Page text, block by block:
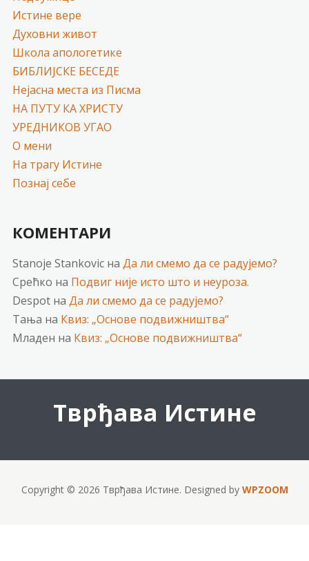
Истине вере
Духовни живот
Школа апологетике
БИБЛИЈСКЕ БЕСЕДЕ
Нејасна места из Писма
НА ПУТУ КА ХРИСТУ
УРЕДНИКОВ УГАО
О мени
На трагу Истине
Познај себе
КОМЕНТАРИ
Stanoje Stankovicна Да ли смемо да се радујемо?
Срећко на Подвиг није исто што и неуроза.
Despotна Да ли смемо да се радујемо?
Тања на Квиз: „Основе подвижништва“
Младен на Квиз: „Основе подвижништва“
Тврђава Истине
Copyright © 2026 Тврђава Истине. Designed by WPZOOM